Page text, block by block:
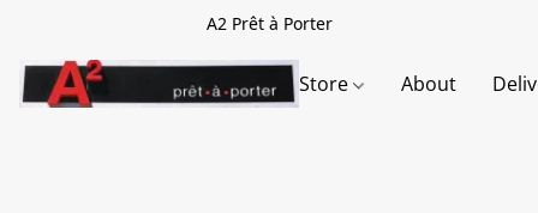
A2 Prêt à Porter
Store About